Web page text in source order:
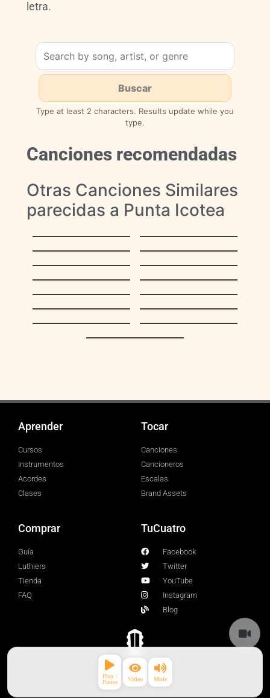
letra.
Type at least 2 characters. Results update while you
type.
Canciones recomendadas
Otras Canciones Similares
parecidas a Punta Icotea
Aquel Zuliano
Vivo
Sin Rencor
Onomatopeyica
Amparito
Pa’ que Luis
La Moza
El Negrito Fullero
Tamunangue
18 de Noviembre
La voy a tocar a pie
La Restinga
Fiesta decembrina
Huele a Navidad
Nacional
Aprender
Cursos
Instrumentos
Acordes
Clases
Tocar
Canciones
Cancioneros
Escalas
Brand Assets
Comprar
Guía
Luthiers
Tienda
FAQ
TuCuatro
Facebook
Twitter
YouTube
Instagram
Blog
© 2026 TuCuatro Corp. All rights Reserved.